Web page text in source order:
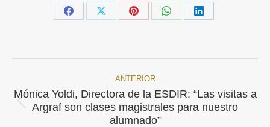
Share
Share
Share
Share
Share
Navegación
entre
ANTERIOR
Publicación
anterior:
Mónica Yoldi, Directora de la ESDIR: “Las visitas a
Argraf son clases magistrales para nuestro
alumnado”